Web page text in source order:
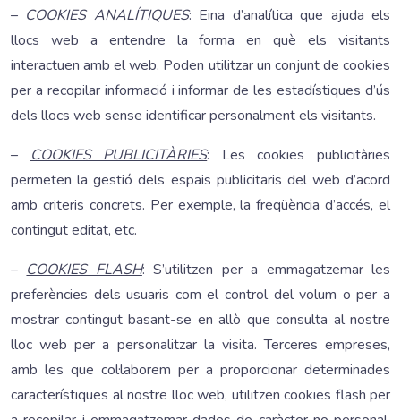
– COOKIES ANALÍTIQUES: Eina d’analítica que ajuda els
llocs web a entendre la forma en què els visitants
interactuen amb el web. Poden utilitzar un conjunt de cookies
per a recopilar informació i informar de les estadístiques d’ús
dels llocs web sense identificar personalment els visitants.
–
COOKIES PUBLICITÀRIES: Les cookies publicitàries
permeten la gestió dels espais publicitaris del web d’acord
amb criteris concrets. Per exemple, la freqüència d’accés, el
contingut editat, etc.
– COOKIES FLASH: S’utilitzen per a emmagatzemar les
preferències dels usuaris com el control del volum o per a
mostrar contingut basant-se en allò que consulta al nostre
lloc web per a personalitzar la visita. Terceres empreses,
amb les que col·laborem per a proporcionar determinades
característiques al nostre lloc web, utilitzen cookies flash per